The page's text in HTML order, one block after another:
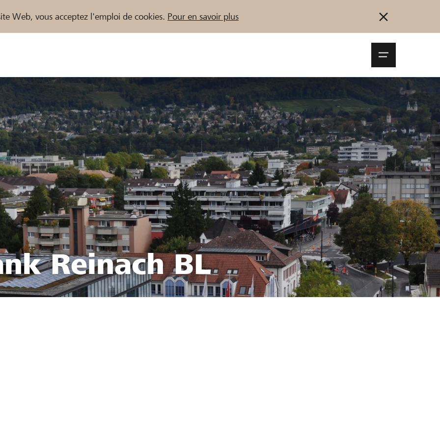
Web, vous acceptez l'emploi de cookies. Pour en savoir plus
/ Banques Raiffeisen Se connecter S'inscrire
Démarrez maintenant
Reinach BL